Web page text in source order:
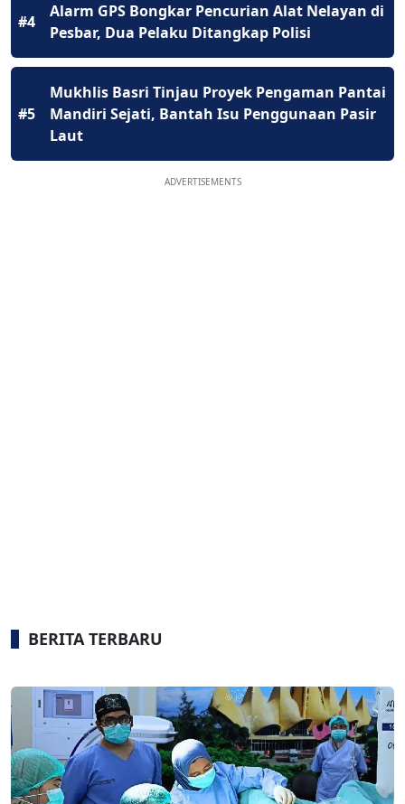
#4
Alarm GPS Bongkar Pencurian Alat Nelayan di
Pesbar, Dua Pelaku Ditangkap Polisi
#5
Mukhlis Basri Tinjau Proyek Pengaman Pantai
Mandiri Sejati, Bantah Isu Penggunaan Pasir
Laut
ADVERTISEMENTS
BERITA TERBARU